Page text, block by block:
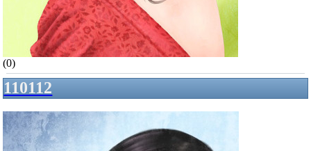
(0)
110112